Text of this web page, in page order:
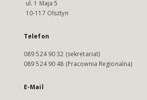
ul. 1 Maja 5
10-117 Olsztyn
Telefon
089 524 90 32 (sekretariat)
089 524 90 48 (Pracownia Regionalna)
E-Mail